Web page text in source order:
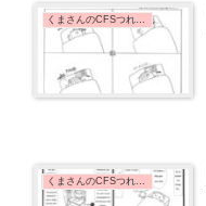
くまさんのCFSつれづれ日記 | Kuma-san's CFS Diary
くまさんのCFSつれづれ日記 | Kuma-san's CFS Diary